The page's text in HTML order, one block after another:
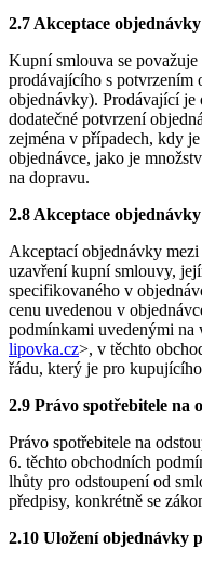
2.7 Akceptace
Kupní smlouva se
prodávajícího s potvrzením
objednávky). Prodávající je
dodatečné potvrzení
zejména v případech, kdy
objednávce, jako je
na dopravu.
2.8 Akceptace
Akceptací objednávky
uzavření kupní smlouvy,
specifikovaného v
cenu uvedenou v
podmínkami uvedenými na
lipovka.cz>, v těchto
řádu, který je pro
2.9 Právo spotřebitele na
Právo spotřebitele na
6. těchto obchodních
lhůty pro odstoupení od
předpisy, konkrétně se
2.10 Uložení objednávky